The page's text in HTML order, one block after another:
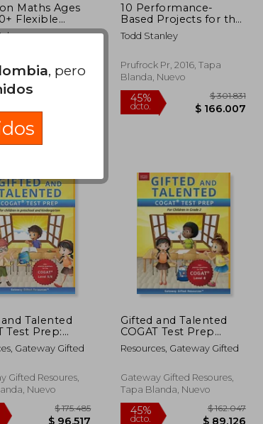
Maths Ages
Flexible
(en
Publishers,
Nuevo
45%
dcto.
$ 1.216.714
$ 669.193
10 Performance-
Based Projects for the
Language Arts
Classroom: Grades 3-5
Todd Stanley
Prufrock Pr, 2016, Tapa
Blanda, Nuevo
45%
dcto.
Talented
Test Prep:
test prep book
in preschool
Gateway Gifted
Gifted Resoures,
Nuevo
Gifted and Talented
COGAT Test Prep
Grade 2: Gifted Test
Prep Book for the
Workbook for
Children in Grade 2 (en
Resources, Gateway Gifted
Gateway Gifted Resoures,
Tapa Blanda, Nuevo
, pero